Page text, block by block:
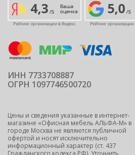
ИНН 7733708887
ОГРН 1097746500720
Цены и сведения указанные в интернет-
магазине «Офисная мебель АЛЬФА-М» в
городе Москва не являются публичной
офертой и носят исключительно
информационный характер (ст. 437